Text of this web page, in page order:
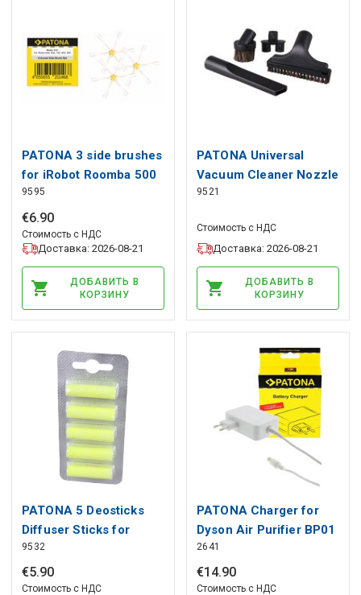
PATONA 3 side brushes
for iRobot Roomba 500
600 700 800 900 series,
PATONA
9595
€6.90
Стоимость с НДС
Доставка: 2026-08-21
ДОБАВИТЬ В
КОРЗИНУ
PATONA Universal
Vacuum Cleaner Nozzle
32mm for AEG Philips
9521
Стоимость с НДС
Доставка: 2026-08-21
ДОБАВИТЬ В
КОРЗИНУ
PATONA 5 Deosticks
Diffuser Sticks for
vacuum cleaner yellow
lemon, PATONA
9532
€5.90
Стоимость с НДС
PATONA Charger for
Dyson Air Purifier BP01
DP04 TP05 TP06
96915512, PATONA
2641
€14.90
Стоимость с НДС